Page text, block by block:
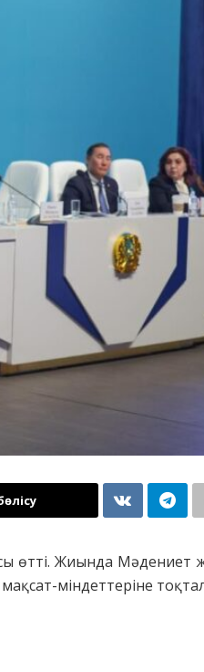
өтті. Жиында Мәдениет
міндеттеріне